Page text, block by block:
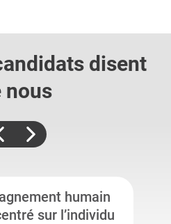
disent
nous
humain
sur l’individu